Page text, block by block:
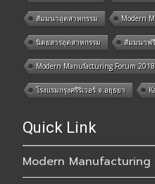
สัมมนาอุตสาหกรรม Modern
นิตยสารอุตสาหกรรม สัมมนาฟรี
Modern Manufacturing Forum 2018
โรงแรมกรุงศรีริเวอร์ จ.อยุธยา
Quick Link
Modern Manufacturing